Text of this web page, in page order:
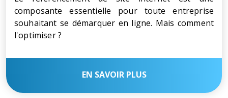
composante essentielle pour toute entreprise
souhaitant se démarquer en ligne. Mais comment
l'optimiser ?
EN SAVOIR PLUS